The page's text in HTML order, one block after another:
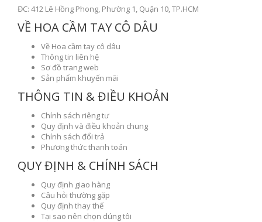
ĐC: 412 Lê Hồng Phong, Phường 1, Quận 10, TP.HCM
VỀ HOA CẦM TAY CÔ DÂU
Về Hoa cầm tay cô dâu
Thông tin liên hệ
Sơ đồ trang web
Sản phẩm khuyến mãi
THÔNG TIN & ĐIỀU KHOẢN
Chính sách riêng tư
Quy định và điều khoản chung
Chính sách đổi trả
Phương thức thanh toán
QUY ĐỊNH & CHÍNH SÁCH
Quy định giao hàng
Câu hỏi thường gặp
Quy định thay thế
Tại sao nên chọn dúng tôi